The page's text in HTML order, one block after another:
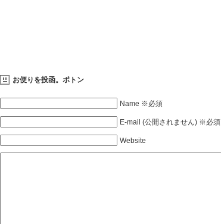
お便りを投函。ポトン
Name ※必須
E-mail (公開されません) ※必須
Website